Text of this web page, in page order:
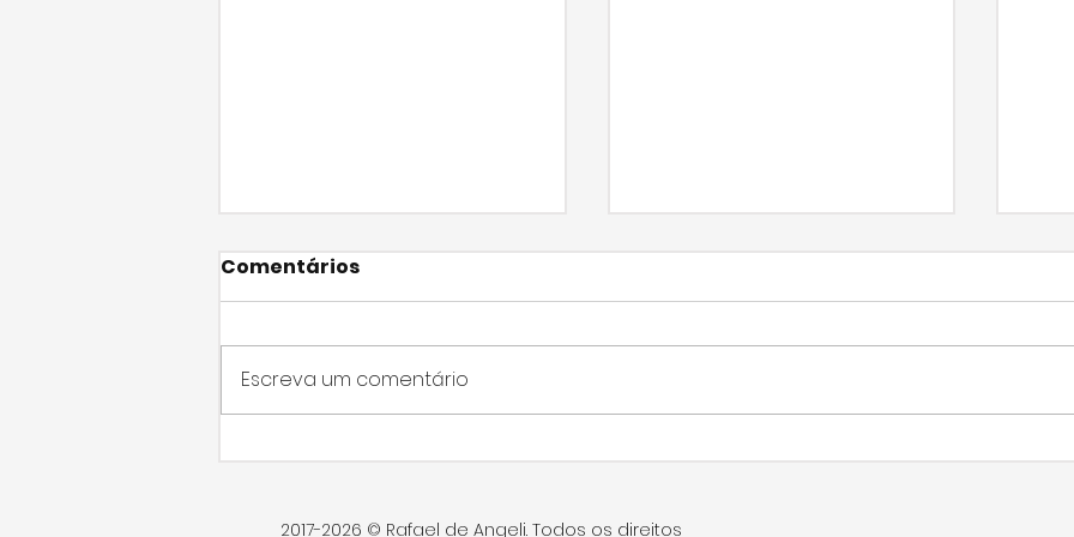
para criar benefício a
Prefeitura sobre ações
Comentários
Escreva um comentário
2017-2026 © Rafael de Angeli. Todos os direitos